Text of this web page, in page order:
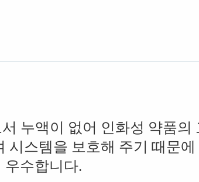
누액이 없어 인화성 약품의
스템을 보호해 주기 때문
우수합니다.